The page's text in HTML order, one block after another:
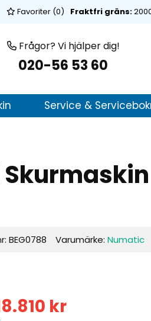
Fraktfri gräns:
Favoriter (0)
Frågor? Vi hjälper dig!
020-56 53 60
Service &
BEG0788 Varumärke: Numatic
kr